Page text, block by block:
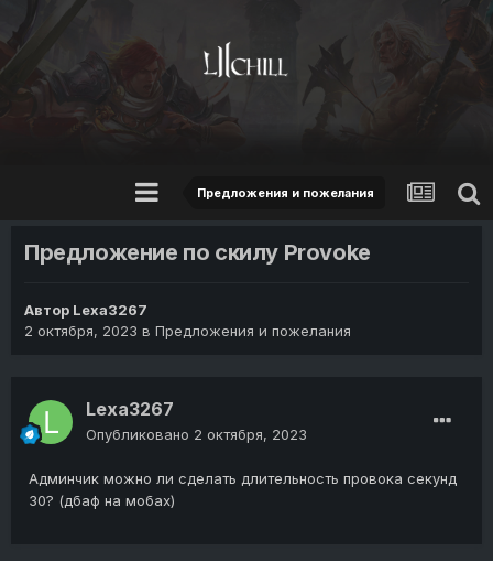
Предложения и пожелания
Предложение по скилу Provoke
Автор Lexa3267
2 октября, 2023 в Предложения и пожелания
Lexa3267
Опубликовано 2 октября, 2023
Админчик можно ли сделать длительность провока секунд
30? (дбаф на мобах)